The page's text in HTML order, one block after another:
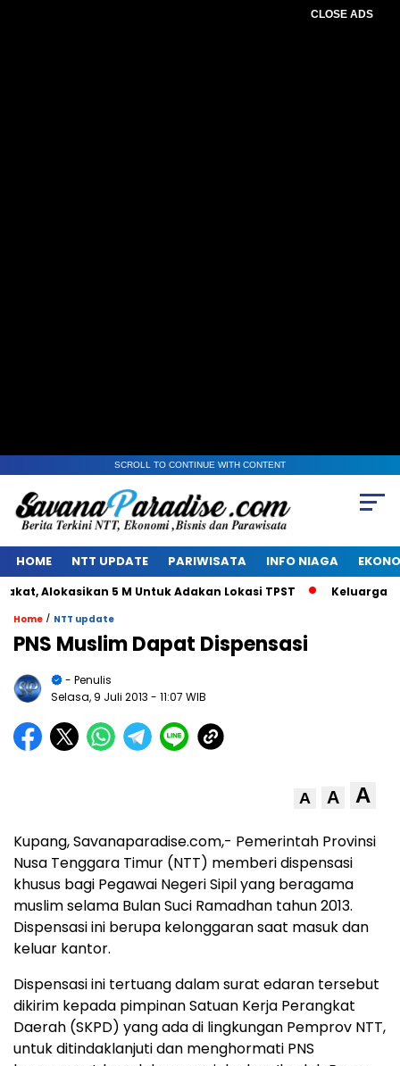
CLOSE ADS
SCROLL TO CONTINUE WITH CONTENT
HOME NTT UPDATE PARIWISATA INFO NIAGA
Alokasikan 5 M Untuk Adakan Lokasi TPST Keluarga Alm
Home / NTT update
PNS Muslim Dapat Dispensasi
- Penulis
Selasa, 9 Juli 2013 - 11:07 WIB
A A A
Kupang, Savanaparadise.com,- Pemerintah Provinsi
Nusa Tenggara Timur (NTT) memberi dispensasi
khusus bagi Pegawai Negeri Sipil yang beragama
muslim selama Bulan Suci Ramadhan tahun 2013.
Dispensasi ini berupa kelonggaran saat masuk dan
keluar kantor.
Dispensasi ini tertuang dalam surat edaran tersebut
dikirim kepada pimpinan Satuan Kerja Perangkat
Daerah (SKPD) yang ada di lingkungan Pemprov NTT,
untuk ditindaklanjuti dan menghormati PNS